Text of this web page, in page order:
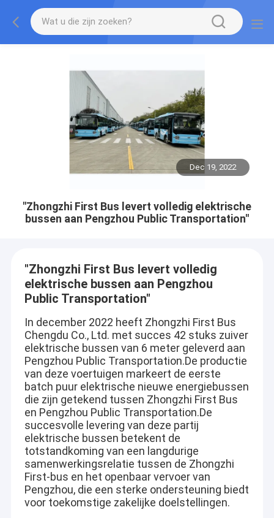
Dec 19, 2022
"Zhongzhi First Bus levert volledig elektrische
bussen aan Pengzhou Public Transportation"
"Zhongzhi First Bus levert volledig
elektrische bussen aan Pengzhou
Public Transportation"
In december 2022 heeft Zhongzhi First Bus
Chengdu Co., Ltd. met succes 42 stuks zuiver
elektrische bussen van 6 meter geleverd aan
Pengzhou Public Transportation.De productie
van deze voertuigen markeert de eerste
batch puur elektrische nieuwe energiebussen
die zijn getekend tussen Zhongzhi First Bus
en Pengzhou Public Transportation.De
succesvolle levering van deze partij
elektrische bussen betekent de
totstandkoming van een langdurige
samenwerkingsrelatie tussen de Zhongzhi
First-bus en het openbaar vervoer van
Pengzhou, die een sterke ondersteuning biedt
voor toekomstige zakelijke doelstellingen.